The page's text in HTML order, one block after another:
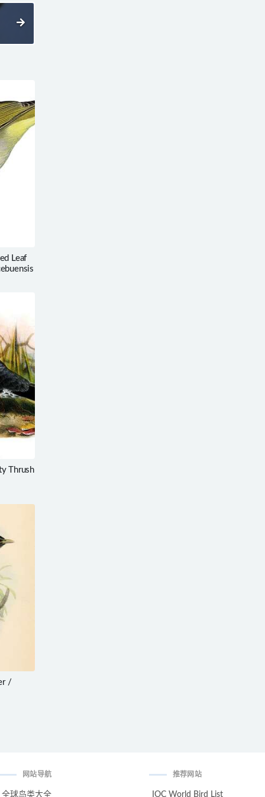
Leaf
Thrush
/
网站导航
全球鸟类大全
推荐网站
IOC World Bird List